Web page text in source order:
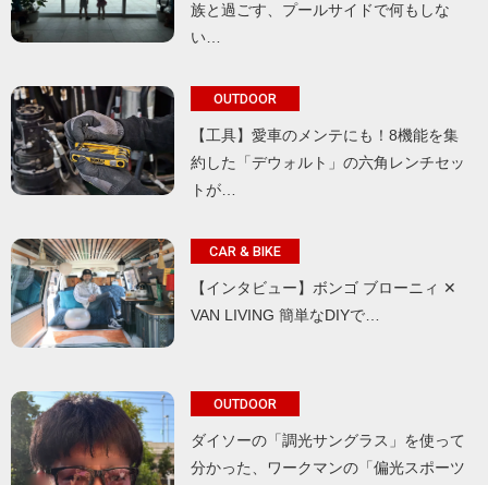
族と過ごす、プールサイドで何もしな
い…
OUTDOOR
【工具】愛車のメンテにも！8機能を集
約した「デウォルト」の六角レンチセッ
トが…
CAR & BIKE
【インタビュー】ボンゴ ブローニィ ✕
VAN LIVING 簡単なDIYで…
OUTDOOR
ダイソーの「調光サングラス」を使って
分かった、ワークマンの「偏光スポーツ